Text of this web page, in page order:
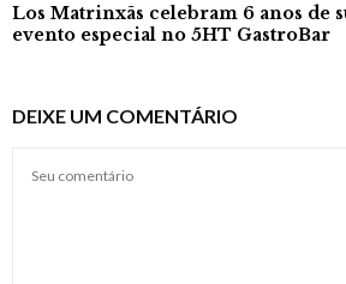
Los Matrinxãs celebram 6 anos de
evento especial no 5HT GastroBar
DEIXE UM COMENTÁRIO